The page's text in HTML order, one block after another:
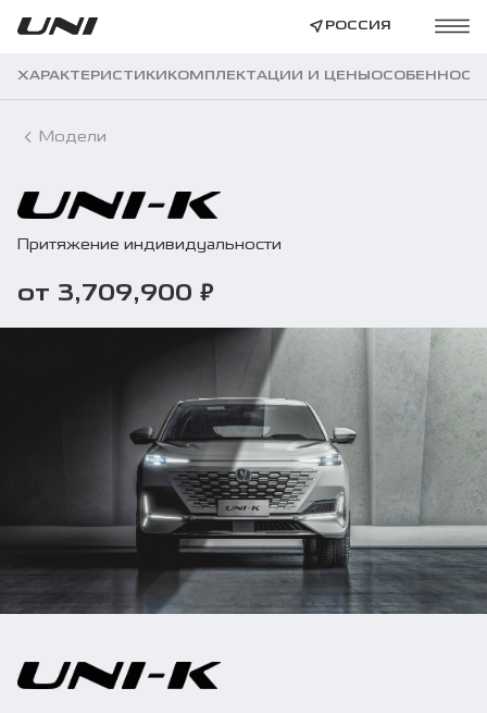
РОССИЯ
ХАРАКТЕРИСТИКИКОМПЛЕКТАЦИИ И ЦЕНЫ
Модели
Притяжение индивидуальности
от 3,709,900 ₽